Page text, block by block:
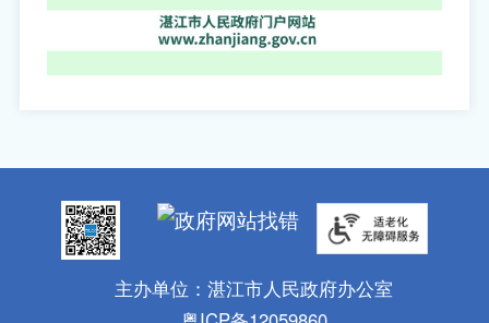
主办单位：湛江市人民政府办公室